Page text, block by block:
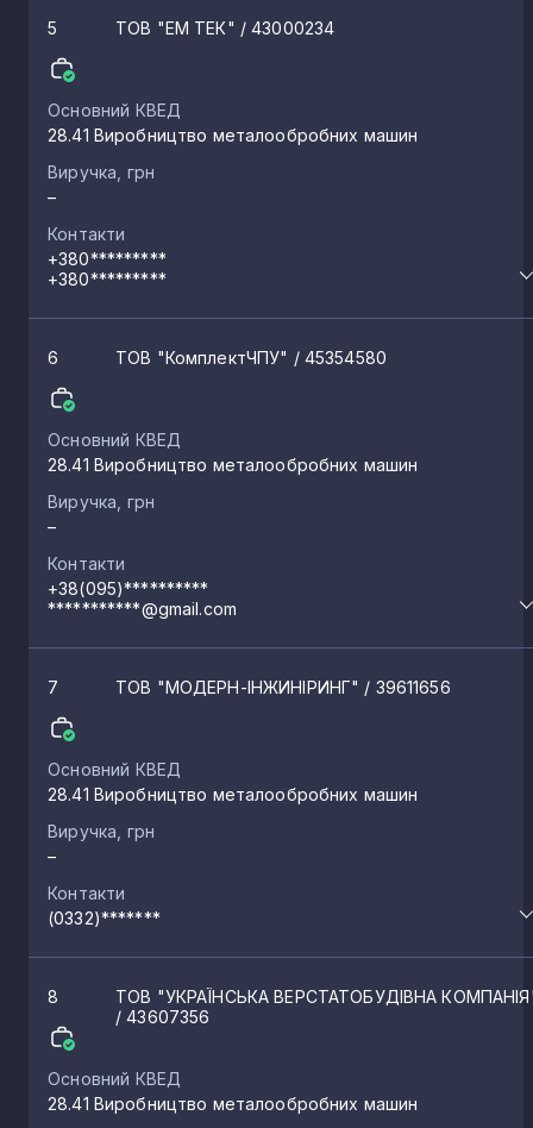
5 ТОВ "ЕМ ТЕК" / 43000234
Основний КВЕД
28.41 Виробництво металообробних машин
Виручка, грн
–
Контакти
+380*********
+380*********
6 ТОВ "КомплектЧПУ" / 45354580
Основний КВЕД
28.41 Виробництво металообробних машин
Виручка, грн
–
Контакти
+38(095)**********
***********@gmail.com
7 ТОВ "МОДЕРН-ІНЖИНІРИНГ" / 39611656
Основний КВЕД
28.41 Виробництво металообробних машин
Виручка, грн
–
Контакти
(0332)*******
8
ТОВ "УКРАЇНСЬКА ВЕРСТАТОБУДІВНА
/ 43607356
Основний КВЕД
28.41 Виробництво металообробних машин